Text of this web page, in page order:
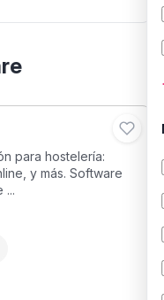
para hostelería:
y más. Software
...